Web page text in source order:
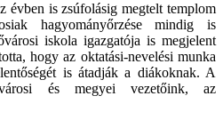
évben is zsúfolásig megtelt templom
hagyományőrzése mindig is
iskola igazgatója is megjelent
hogy az oktatási-nevelési munka
is átadják a diákoknak. A
és megyei vezetőink, az